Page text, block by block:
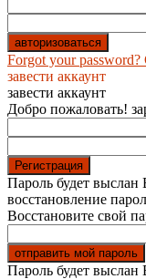
Forgot your password?
завести аккаунт
завести аккаунт
Добро пожаловать!
Пароль будет выслан
восстановление
Восстановите свой
Пароль будет выслан